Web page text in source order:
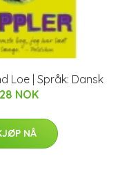
Loe | Språk: Dansk
NOK
NÅ